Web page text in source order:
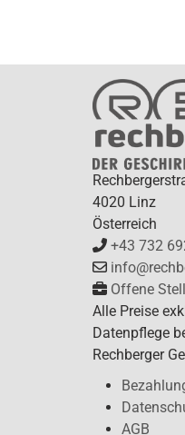
4020 Linz
Österreich
+43 732
Offene
Alle Preise
Datenpflege
Rechberger
AGB